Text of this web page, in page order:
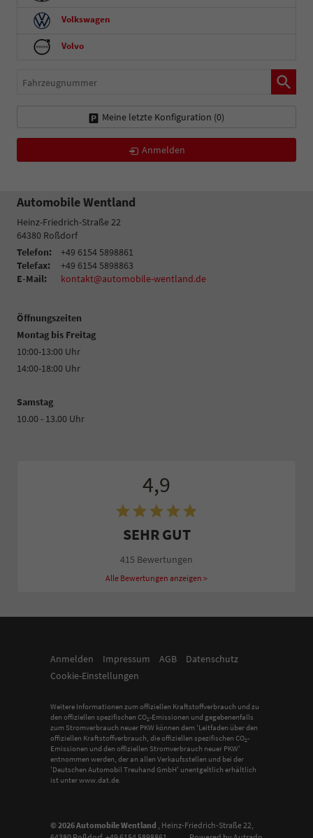
Volkswagen
Volvo
Fahrzeugnummer
Meine letzte Konfiguration (0)
Anmelden
Automobile Wentland
Heinz-Friedrich-Straße 22
64380 Roßdorf
Telefon:
+49 6154 5898861
Telefax:
+49 6154 5898863
E-Mail:
kontakt@automobile-wentland.de
Öffnungszeiten
Montag bis Freitag
10:00-13:00 Uhr
14:00-18:00 Uhr
Samstag
10.00 - 13.00 Uhr
4,9
SEHR GUT
415 Bewertungen
Alle Bewertungen anzeigen >
Anmelden Impressum AGB
Datenschutz
Cookie-Einstellungen
Weitere Informationen zum offiziellen Kraftstoffverbrauch und zu
den offiziellen spezifischen CO2-Emissionen und gegebenenfalls
zum Stromverbrauch neuer PKW können dem 'Leitfaden über den
offiziellen Kraftstoffverbrauch, die offiziellen spezifischen CO2-
Emissionen und den offiziellen Stromverbrauch neuer PKW'
entnommen werden, der an allen Verkaufsstellen und bei der
'Deutschen Automobil Treuhand GmbH' unentgeltlich erhältlich
ist unter www.dat.de.
© 2026Automobile Wentland , Heinz-Friedrich-Straße 22,